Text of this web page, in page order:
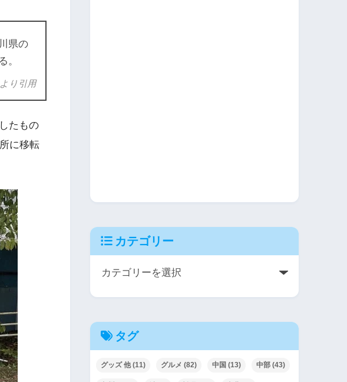
県の
。
り引用
たもの
に移転
カテゴリー
タグ
グッズ 他(11) グルメ (82) 中国 (13) 中部 (43)